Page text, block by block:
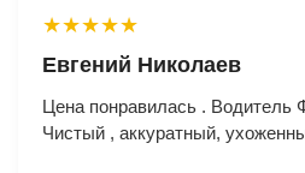
★★★★★
Евгений Николаев
Цена понравилась . Водитель
Чистый , аккуратный,